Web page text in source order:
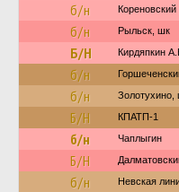
б/н Кореновский
б/н Рыльск, шк
Б/Н Кирдяпкин
б/н
б/н Золотухино,
Б/Н КПАТП-1
б/н Чаплыгин
Б/Н
б/н Невская